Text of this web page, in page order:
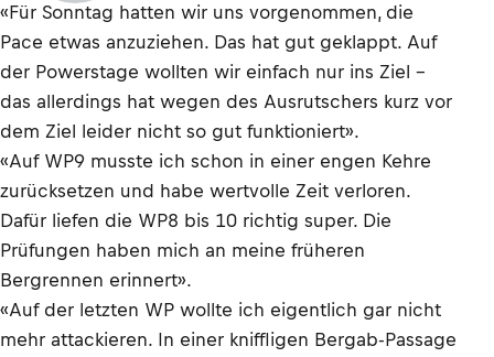
«Für Sonntag hatten wir uns vorgenommen, die
Pace etwas anzuziehen. Das hat gut geklappt. Auf
der Powerstage wollten wir einfach nur ins Ziel -
das allerdings hat wegen des Ausrutschers kurz vor
dem Ziel leider nicht so gut funktioniert».
«Auf WP9 musste ich schon in einer engen Kehre
zurücksetzen und habe wertvolle Zeit verloren.
Dafür liefen die WP8 bis 10 richtig super. Die
Prüfungen haben mich an meine früheren
Bergrennen erinnert».
«Auf der letzten WP wollte ich eigentlich gar nicht
mehr attackieren. In einer kniffligen Bergab-Passage